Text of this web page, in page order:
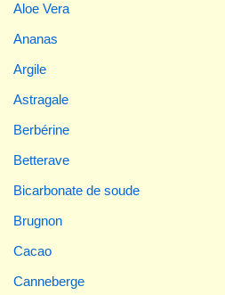
Aloe Vera
Ananas
Argile
Astragale
Berbérine
Betterave
Bicarbonate de soude
Brugnon
Cacao
Canneberge